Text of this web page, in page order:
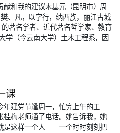
和我的建议木基元（昆明市）周
、凡，以字行，纳西族，丽江古城
的著名学者、近代著名哲学家、教育
学（今云南大学）土木工程系，因
课
年建党节逢周一，忙完上午的工
桂梅老师通了电话。她告诉我，她
是这样一个人——一个时时刻刻把